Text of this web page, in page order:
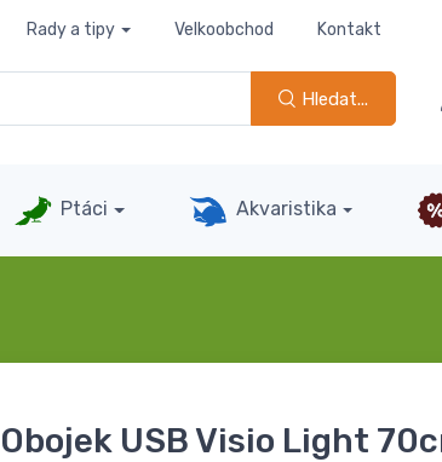
Rady a tipy Velkoobchod Kontakt
Hledat...
Ptáci Akvaristika
Obojek USB Visio Light